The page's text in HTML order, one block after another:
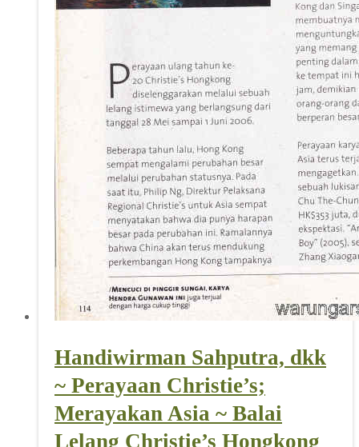
Handiwirman Sahputra, dkk
~ Perayaan Christie’s;
Merayakan Asia ~ Balai
Lelang Christie’s Hongkong